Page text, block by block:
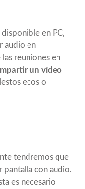
en PC,
audio en
reuniones en
un vídeo
ecos o
tendremos que
pantalla con audio.
es necesario